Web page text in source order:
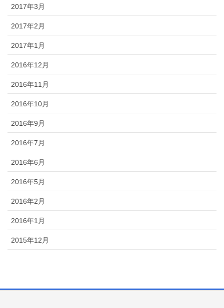
2017年3月
2017年2月
2017年1月
2016年12月
2016年11月
2016年10月
2016年9月
2016年7月
2016年6月
2016年5月
2016年2月
2016年1月
2015年12月